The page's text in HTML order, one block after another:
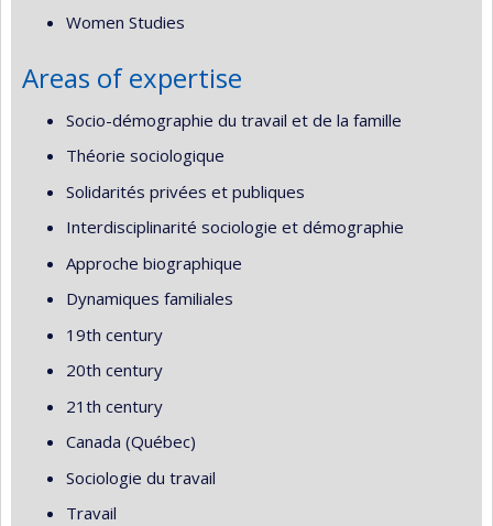
Women Studies
Areas of expertise
Socio-démographie du travail et de la famille
Théorie sociologique
Solidarités privées et publiques
Interdisciplinarité sociologie et démographie
Approche biographique
Dynamiques familiales
19th century
20th century
21th century
Canada (Québec)
Sociologie du travail
Travail